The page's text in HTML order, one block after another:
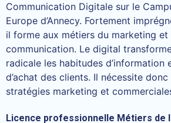
Communication Digitale sur le
Europe d’Annecy. Fortement
il forme aux métiers du marketing et
communication. Le digital
radicale les habitudes d’information
d’achat des clients. Il nécessite
stratégies marketing et
Licence professionnelle Métiers de